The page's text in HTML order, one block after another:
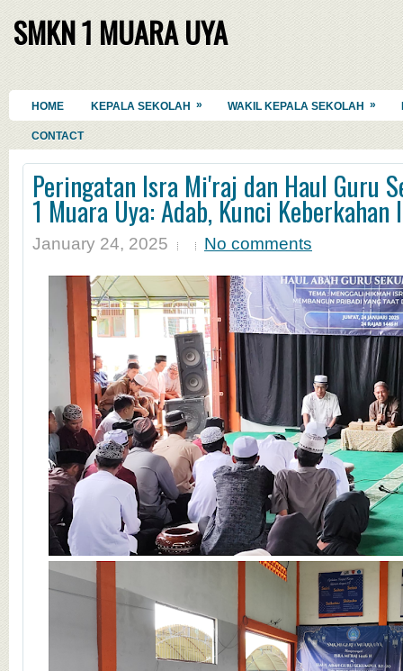
SMKN 1 MUARA UYA
HOME KEPALA SEKOLAH » WAKIL KEPALA SEKOLAH »
CONTACT
Peringatan Isra Mi'raj dan Haul Guru
1 Muara Uya: Adab, Kunci Keberkahan
January 24, 2025 No comments